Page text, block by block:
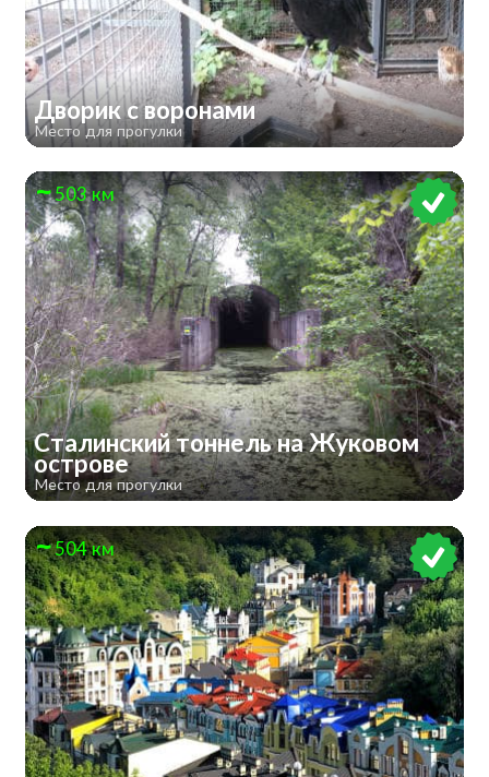
Дворик с воронами
Место для прогулки
503 км
Сталинский тоннель на Жуковом
острове
Место для прогулки
504 км